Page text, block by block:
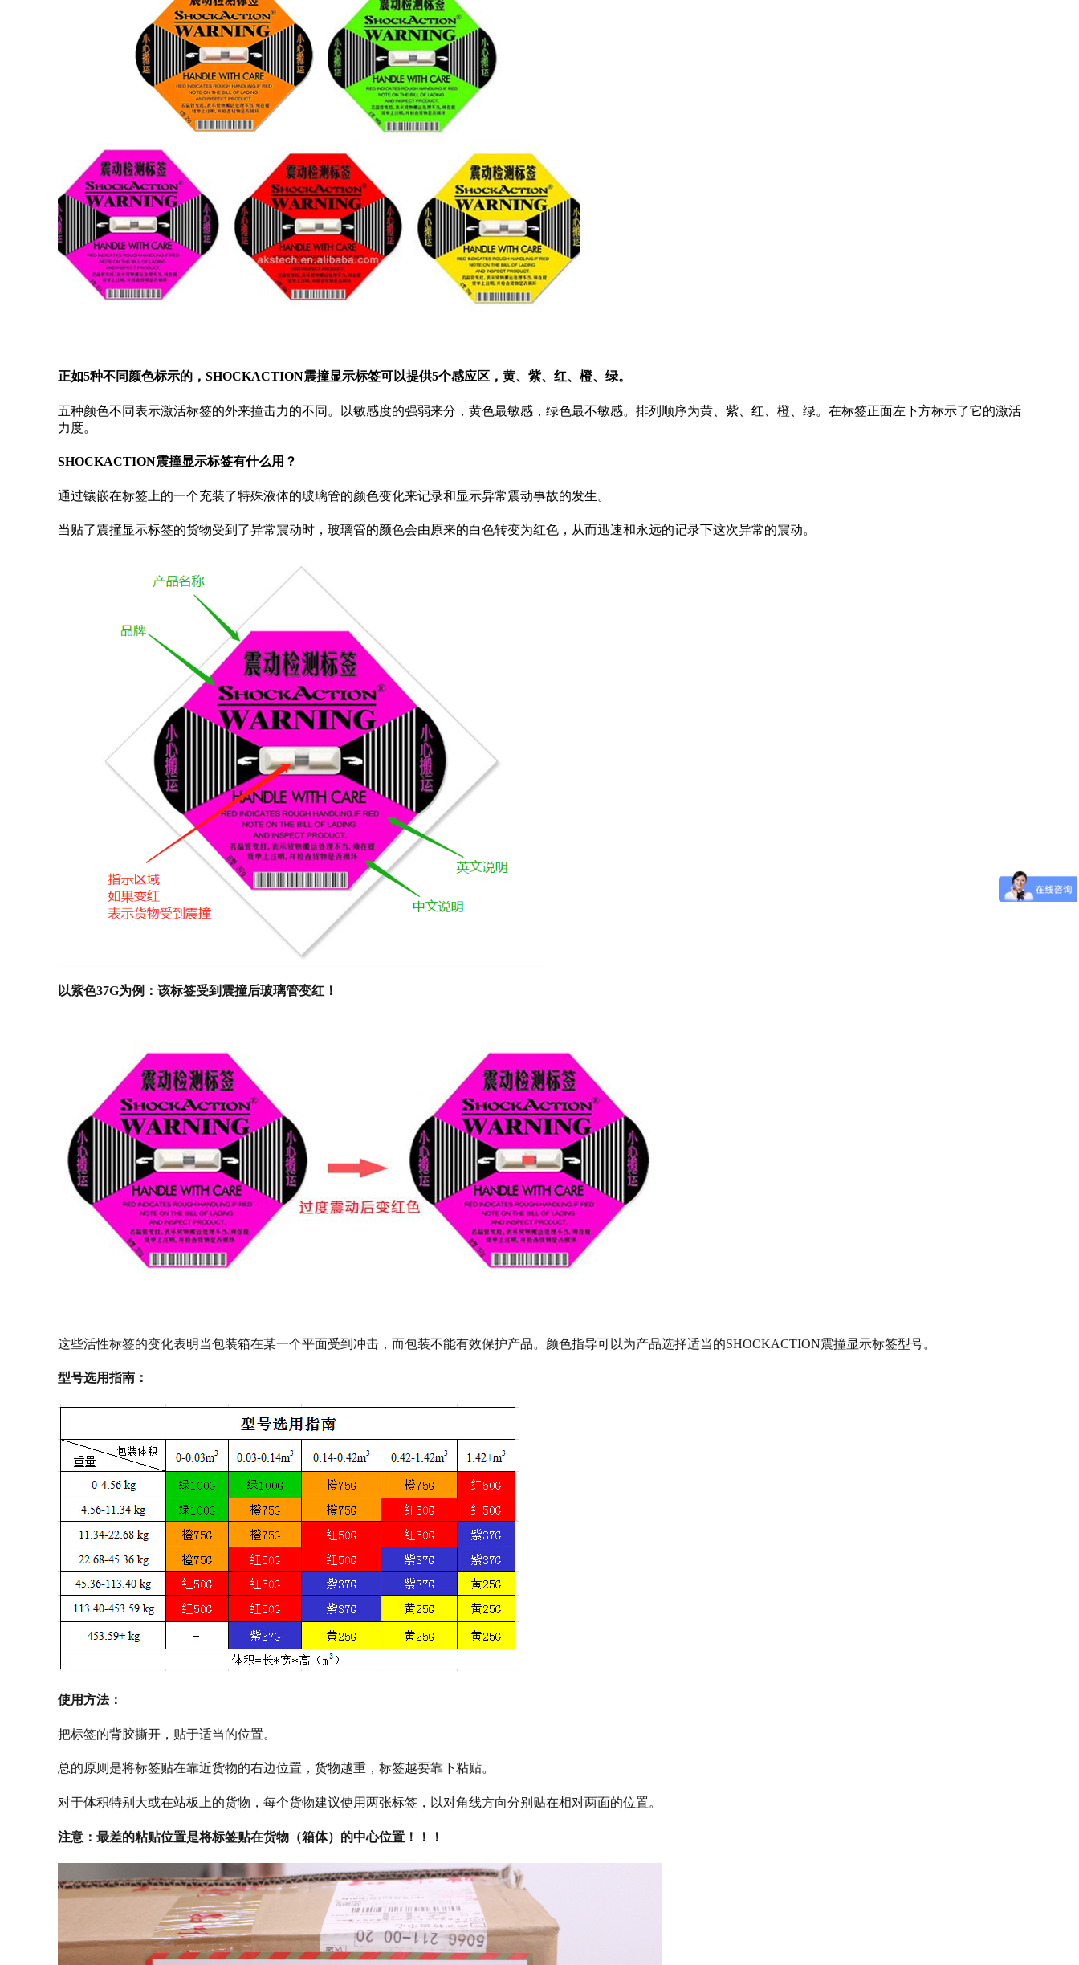
正如5种不同颜色标示的，SHOCKACTION震撞显示标签可以提供5个感应区，黄、紫、红、橙、绿。
五种颜色不同表示激活标签的外来撞击力的不同。以敏感度的强弱来分，黄色最敏感，绿色最不敏感。排列顺序为黄、紫、红、橙、绿。在标签正面左下方标示了它的激活
力度。
SHOCKACTION震撞显示标签有什么用？
通过镶嵌在标签上的一个充装了特殊液体的玻璃管的颜色变化来记录和显示异常震动事故的发生。
当贴了震撞显示标签的货物受到了异常震动时，玻璃管的颜色会由原来的白色转变为红色，从而迅速和永远的记录下这次异常的震动。
以紫色37G为例：该标签受到震撞后玻璃管变红！
这些活性标签的变化表明当包装箱在某一个平面受到冲击，而包装不能有效保护产品。颜色指导可以为产品选择适当的SHOCKACTION震撞显示标签型号。
型号选用指南：
使用方法：
把标签的背胶撕开，贴于适当的位置。
总的原则是将标签贴在靠近货物的右边位置，货物越重，标签越要靠下粘贴。
对于体积特别大或在站板上的货物，每个货物建议使用两张标签，以对角线方向分别贴在相对两面的位置。
注意：最差的粘贴位置是将标签贴在货物（箱体）的中心位置！！！